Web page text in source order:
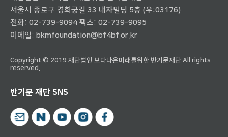
서울시 종로구 경희궁길 33 내자빌딩 5층 (우:03176)
전화: 02-739-9094 팩스: 02-739-9095
이메일: bkmfoundation@bf4bf.or.kr
Copyright © 2019 재단법인 보다나은미래를위한 반기문재단 All rights
reserved.
반기문 재단 SNS